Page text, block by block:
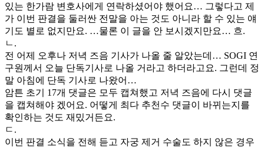
있는 한가람 변호사에게 연락하셨어야 했어요… 그렇다고 제
가 이번 판결을 둘러싼 전말을 아는 것도 아니라 할 수 있는 얘
기도 별로 없지만요. …물론 이 글을 안 보시겠지만요… 흐.
ㄴ.
전 어제 오후나 저녁 즈음 기사가 나올 줄 알았는데… SOGI 연
구원께서 오늘 단독기사로 나올 거라고 하더라고요. 그런데 정
말 아침에 단독 기사로 나왔어…
암튼 초기 17개 댓글은 모두 캡쳐했고 저녁 즈음에 다시 댓글
을 캡쳐해야 겠어요. 어떻게 최다 추천수 댓글이 바뀌는지를
확인하는 것도 재밌거든요.
ㄷ.
이번 판결 소식을 전해 듣고 자궁 제거 수술도 하지 않은 경우